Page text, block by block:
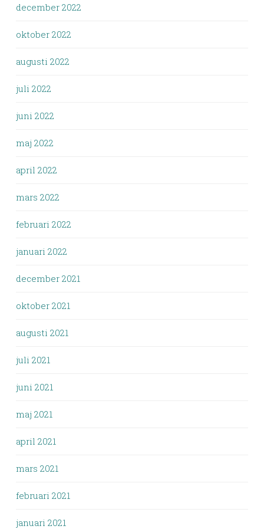
december 2022
oktober 2022
augusti 2022
juli 2022
juni 2022
maj 2022
april 2022
mars 2022
februari 2022
januari 2022
december 2021
oktober 2021
augusti 2021
juli 2021
juni 2021
maj 2021
april 2021
mars 2021
februari 2021
januari 2021